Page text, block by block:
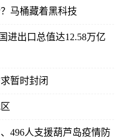
马桶藏着黑科技
进出口总值达12.58万亿
暂时封闭
496人支援葫芦岛疫情防